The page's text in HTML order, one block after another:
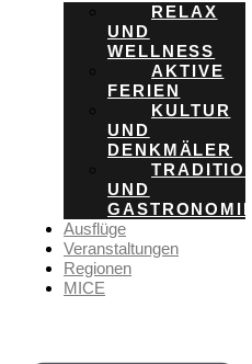
RELAX
UND
WELLNESS
AKTIVE
FERIEN
KULTUR
UND
DENKMÄLER
TRADITION
UND
GASTRONOMIE
Ausflüge
Veranstaltungen
Regionen
MICE